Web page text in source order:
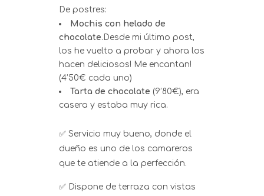
De postres:
Mochis con helado de
chocolate.Desde mi último post,
los he vuelto a probar y ahora los
hacen deliciosos! Me encantan!
(4’50€ cada uno)
Tarta de chocolate (9’80€), era
casera y estaba muy rica.
✅ Servicio muy bueno, donde el
dueño es uno de los camareros
que te atiende a la perfección.
✅ Dispone de terraza con vistas